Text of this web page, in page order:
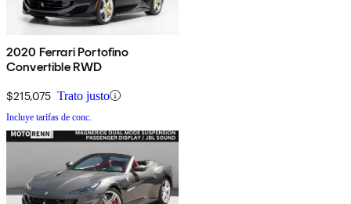
2020 Ferrari Portofino
Convertible RWD
$215,075 Trato justo
Incluye tarifas de conc.